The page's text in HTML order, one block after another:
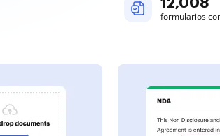
12,010
formularios